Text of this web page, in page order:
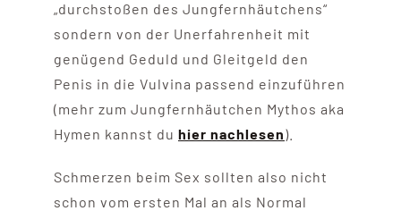
„durchstoßen des Jungfernhäutchens“
sondern von der Unerfahrenheit mit
genügend Geduld und Gleitgeld den
Penis in die Vulvina passend einzuführen
(mehr zum Jungfernhäutchen Mythos aka
Hymen kannst du hier nachlesen).
Schmerzen beim Sex sollten also nicht
schon vom ersten Mal an als Normal